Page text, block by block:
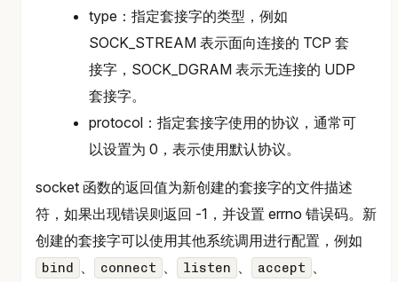
type：指定套接字的类型，例如
SOCK_STREAM 表示面向连接的 TCP 套
接字，SOCK_DGRAM 表示无连接的 UDP
套接字。
protocol：指定套接字使用的协议，通常可
以设置为 0，表示使用默认协议。
socket 函数的返回值为新创建的套接字的文件描述
符，如果出现错误则返回 -1，并设置 errno 错误码。新
创建的套接字可以使用其他系统调用进行配置，例如
bind 、 connect 、 listen 、 accept 、